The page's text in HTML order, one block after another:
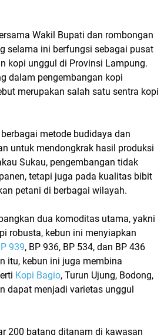
Wakil Bupati dan rombongan
selama ini berfungsi sebagai pusat
kopi unggul di Provinsi Lampung.
dalam pengembangan kopi
merupakan salah satu sentra kopi
metode budidaya dan
untuk mendongkrak hasil produksi
Sukau, pengembangan tidak
tetapi juga pada kualitas bibit
petani di berbagai wilayah.
dua komoditas utama, yakni
robusta, kebun ini menyiapkan
939, BP 936, BP 534, dan BP 436
itu, kebun ini juga membina
Kopi Bagio, Turun Ujung, Bodong,
dapat menjadi varietas unggul
200 batang ditanam di kawasan